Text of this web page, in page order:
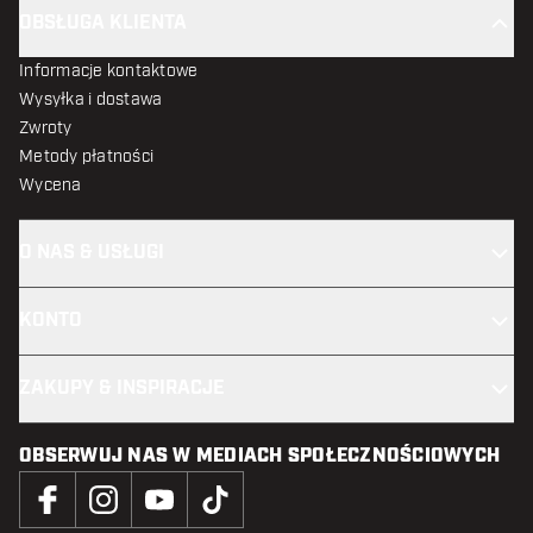
Informacje kontaktowe
Wysyłka i dostawa
Zwroty
Metody płatności
Wycena
OBSERWUJ NAS W MEDIACH SPOŁECZNOŚCIOWYCH